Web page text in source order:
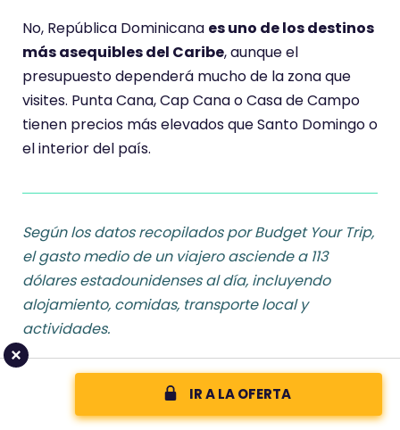
IR A LA OFERTA
No, República Dominicana es uno de los destinos
más asequibles del Caribe, aunque el
presupuesto dependerá mucho de la zona que
visites. Punta Cana, Cap Cana o Casa de Campo
tienen precios más elevados que Santo Domingo o
el interior del país.
Según los datos recopilados por Budget Your Trip,
el gasto medio de un viajero asciende a 113
dólares estadounidenses al día, incluyendo
alojamiento, comidas, transporte local y
actividades.
Este importe puede reducirse si optas por